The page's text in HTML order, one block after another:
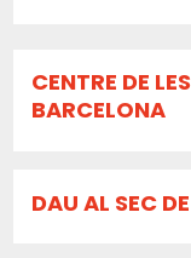
CENTRE DE
BARCELONA
DAU AL SEC